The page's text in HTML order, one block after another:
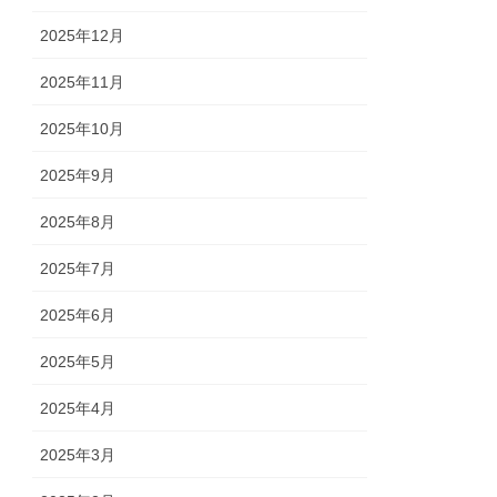
2025年12月
2025年11月
2025年10月
2025年9月
2025年8月
2025年7月
2025年6月
2025年5月
2025年4月
2025年3月